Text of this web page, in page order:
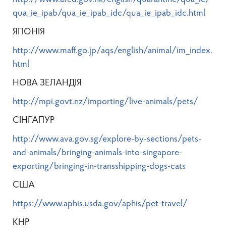
qua_ie_ipab/qua_ie_ipab_idc/qua_ie_ipab_idc.html
ЯПОНІЯ
http://www.maff.go.jp/aqs/english/animal/im_index.
html
НОВА ЗЕЛАНДІЯ
http://mpi.govt.nz/importing/live-animals/pets/
СІНГАПУР
http://www.ava.gov.sg/explore-by-sections/pets-
and-animals/bringing-animals-into-singapore-
exporting/bringing-in-transshipping-dogs-cats
США
https://www.aphis.usda.gov/aphis/pet-travel/
КНР